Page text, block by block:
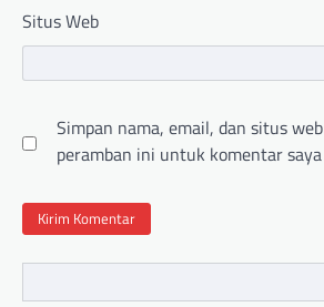
Situs Web
Simpan nama, email, dan situs
peramban ini untuk komentar